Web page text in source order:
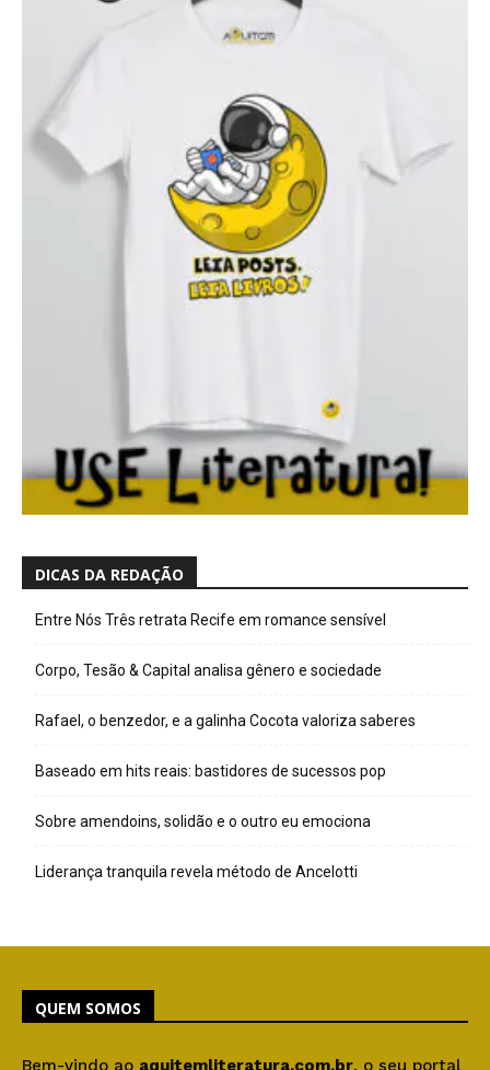
DICAS DA REDAÇÃO
Entre Nós Três retrata Recife em romance sensível
Corpo, Tesão & Capital analisa gênero e sociedade
Rafael, o benzedor, e a galinha Cocota valoriza saberes
Baseado em hits reais: bastidores de sucessos pop
Sobre amendoins, solidão e o outro eu emociona
Liderança tranquila revela método de Ancelotti
QUEM SOMOS
Bem-vindo ao aquitemliteratura.com.br, o seu portal